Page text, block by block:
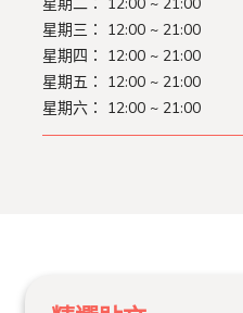
星期三： 12:00 ~ 21:00
星期四： 12:00 ~ 21:00
星期五： 12:00 ~ 21:00
星期六： 12:00 ~ 21:00